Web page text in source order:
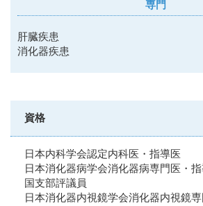
専門
肝臓疾患
消化器疾患
資格
日本内科学会認定内科医・指導医
日本消化器病学会消化器病専門医・
国支部評議員
日本消化器内視鏡学会消化器内視鏡